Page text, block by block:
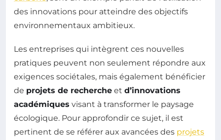
des innovations pour atteindre des objectifs
environnementaux ambitieux.
Les entreprises qui intègrent ces nouvelles
pratiques peuvent non seulement répondre aux
exigences sociétales, mais également bénéficier
de projets de recherche et d’innovations
académiques visant à transformer le paysage
écologique. Pour approfondir ce sujet, il est
pertinent de se référer aux avancées des projets